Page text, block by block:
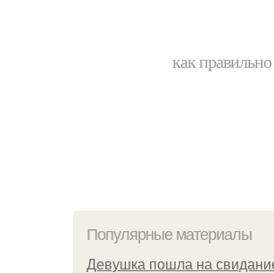
как
Популярные материалы
Девушка пошла на